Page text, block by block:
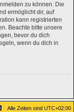
zu können. Die
ermöglicht dir, auf
kann registrierten
Beachte bitte unsere
bevor du dich
wenn du dich in
Alle Zeiten sind UTC+02:00